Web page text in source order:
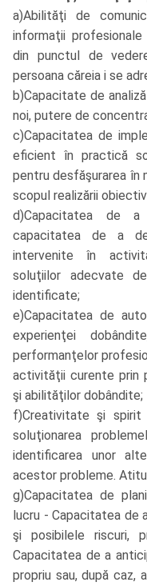
a)Abilităţi de
informaţii
din punctul de
persoana căreia i se
b)Capacitate de
noi, putere de
c)Capacitatea de
eficient în practică
pentru desfăşurarea în
scopul realizării
d)Capacitatea de
capacitatea de a
intervenite în
soluţiilor adecvate
identificate;
e)Capacitatea de
experienţei
performanţelor
activităţii curente prin
şi abilităţilor dobândite;
f)Creativitate şi
soluţionarea
identificarea unor
acestor probleme.
g)Capacitatea de
lucru - Capacitatea de
şi posibilele riscuri,
Capacitatea de a
propriu sau, după